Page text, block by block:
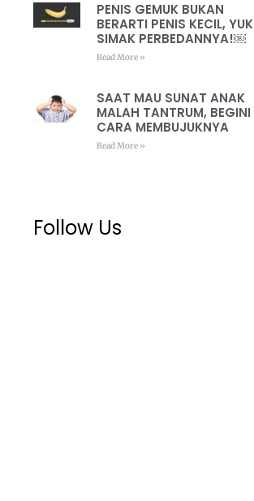
PENIS GEMUK BUKAN
BERARTI PENIS KECIL, YUK
SIMAK PERBEDANNYA!￼
Read More »
SAAT MAU SUNAT ANAK
MALAH TANTRUM, BEGINI
CARA MEMBUJUKNYA
Read More »
Follow Us